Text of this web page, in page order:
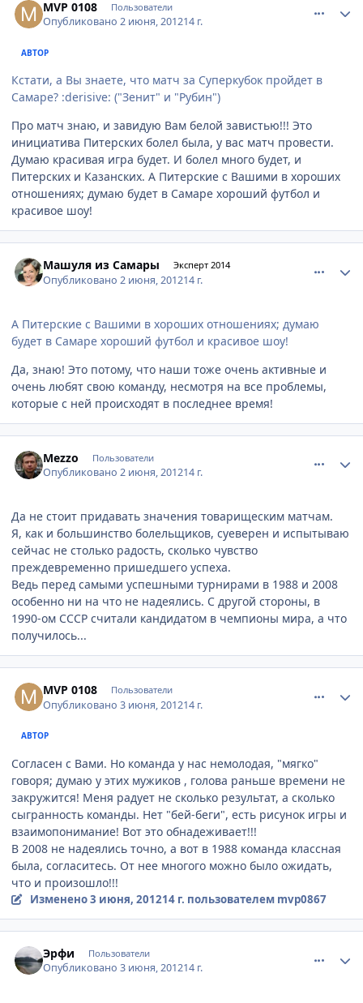
MVP 0108 Пользователи
Опубликовано2 июня, 201214 г.
АВТОР
Кстати, а Вы знаете, что матч за Суперкубок пройдет в
Самаре? :derisive: ("Зенит" и "Рубин")
Про матч знаю, и завидую Вам белой завистью!!! Это
инициатива Питерских болел была, у вас матч провести.
Думаю красивая игра будет. И болел много будет, и
Питерских и Казанских. А Питерские с Вашими в хороших
отношениях; думаю будет в Самаре хороший футбол и
красивое шоу!
Машуля из Самары Эксперт 2014
Опубликовано2 июня, 201214 г.
А Питерские с Вашими в хороших отношениях; думаю
будет в Самаре хороший футбол и красивое шоу!
Да, знаю! Это потому, что наши тоже очень активные и
очень любят свою команду, несмотря на все проблемы,
которые с ней происходят в последнее время!
Mezzo Пользователи
Опубликовано2 июня, 201214 г.
Да не стоит придавать значения товарищеским матчам.
Я, как и большинство болельщиков, суеверен и испытываю
сейчас не столько радость, сколько чувство
преждевременно пришедшего успеха.
Ведь перед самыми успешными турнирами в 1988 и 2008
особенно ни на что не надеялись. С другой стороны, в
1990-ом СССР считали кандидатом в чемпионы мира, а что
получилось...
MVP 0108 Пользователи
Опубликовано3 июня, 201214 г.
АВТОР
Согласен с Вами. Но команда у нас немолодая, "мягко"
говоря; думаю у этих мужиков , голова раньше времени не
закружится! Меня радует не сколько результат, а сколько
сыгранность команды. Нет "бей-беги", есть рисунок игры и
взаимопонимание! Вот это обнадеживает!!!
В 2008 не надеялись точно, а вот в 1988 команда классная
была, согласитесь. От нее многого можно было ожидать,
что и произошло!!!
Изменено3 июня, 201214 г. пользователем mvp0867
Эрфи Пользователи
Опубликовано3 июня, 201214 г.